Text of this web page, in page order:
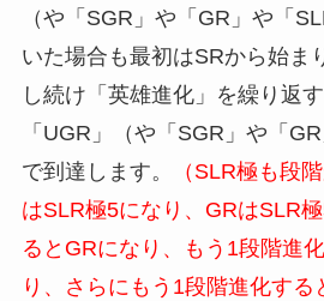
（や「SGR」や「GR」や「
いた場合も最初はSRから始ま
し続け「英雄進化」を繰り返
「UGR」（や「SGR」や「
で到達します。
（SLR極も段
はSLR極5になり、GRはSLR
るとGRになり、もう1段階進
り、さらにもう1段階進化する